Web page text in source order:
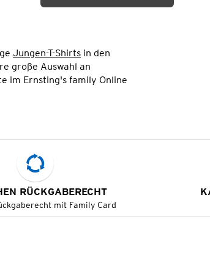
Jungen-T-Shirts in den
große Auswahl an
im Ernsting's family Online
RÜCKGABERECHT
mit Family Card